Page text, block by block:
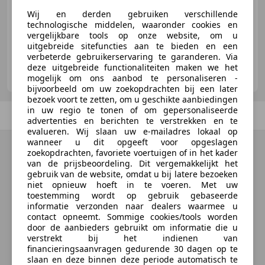
05/1999 203.571 km Benzine 267 kW (363 PK)
Autohuis Koole
NL-4793 AS FIJNAART
Vorige 1/ Volgende
Wij en derden gebruiken verschillende
technologische middelen, waaronder cookies en
vergelijkbare tools op onze website, om u
uitgebreide sitefuncties aan te bieden en een
verbeterde gebruikerservaring te garanderen. Via
deze uitgebreide functionaliteiten maken we het
mogelijk om ons aanbod te personaliseren -
bijvoorbeeld om uw zoekopdrachten bij een later
bezoek voort te zetten, om u geschikte aanbiedingen
in uw regio te tonen of om gepersonaliseerde
advertenties en berichten te verstrekken en te
evalueren. Wij slaan uw e-mailadres lokaal op
wanneer u dit opgeeft voor opgeslagen
zoekopdrachten, favoriete voertuigen of in het kader
van de prijsbeoordeling. Dit vergemakkelijkt het
gebruik van de website, omdat u bij latere bezoeken
niet opnieuw hoeft in te voeren. Met uw
toestemming wordt op gebruik gebaseerde
informatie verzonden naar dealers waarmee u
contact opneemt. Sommige cookies/tools worden
door de aanbieders gebruikt om informatie die u
verstrekt bij het indienen van
financieringsaanvragen gedurende 30 dagen op te
slaan en deze binnen deze periode automatisch te